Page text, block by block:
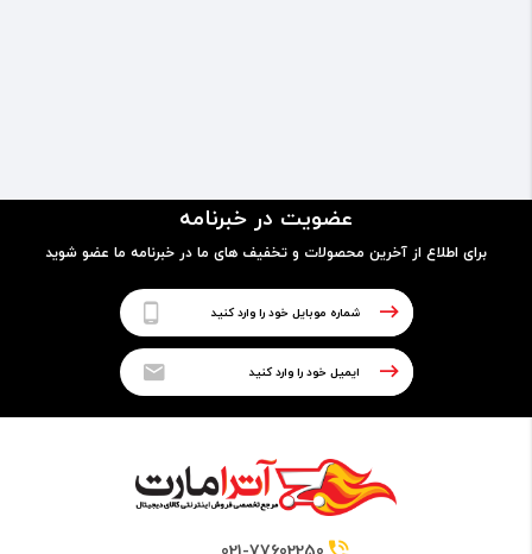
عضویت در خبرنامه
برای اطلاع از آخرین محصولات و تخفیف های ما در خبرنامه ما عضو شوید